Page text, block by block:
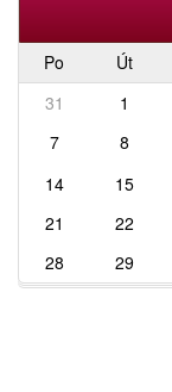
Po
Út
31
1
7
8
14
15
21
22
28
29